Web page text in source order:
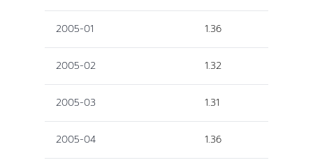
2005-01 1.36
2005-02 1.32
2005-03 1.31
2005-04 1.36